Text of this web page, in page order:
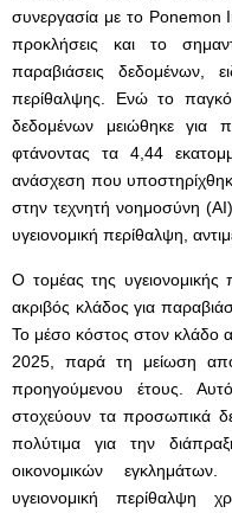
συνεργασία με το Ponemon
προκλήσεις και το
παραβιάσεις δεδομένων,
περίθαλψης. Ενώ το
δεδομένων μειώθηκε για
φτάνοντας τα 4,44
ανάσχεση που
στην τεχνητή νοημοσύνη
υγειονομική περίθαλψη,
Ο τομέας της
ακριβός κλάδος για
Το μέσο κόστος στον κλάδο
2025, παρά τη μείωση
προηγούμενου έτους. Αυτό
στοχεύουν τα προσωπικά
πολύτιμα για την
οικονομικών
υγειονομική περίθαλψη